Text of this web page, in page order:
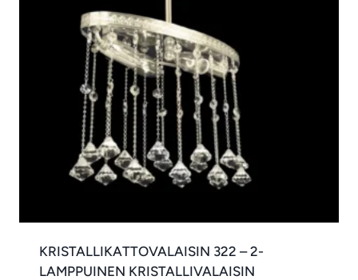
KRISTALLIKATTOVALAISIN 322 – 2-
LAMPPUINEN KRISTALLIVALAISIN